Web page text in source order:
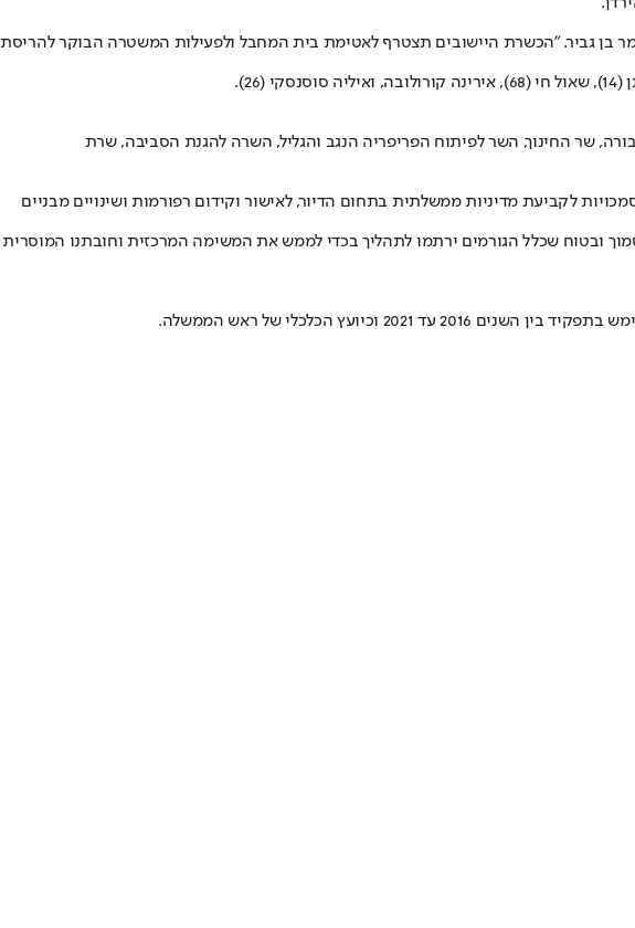
בן גביר. "הכשרת היישובים תצטרף לאטימת בית המחבל ולפעילות המשטרה הבוקר להריסת
שר החינוך, השר לפיתוח הפריפריה הנגב והגליל, השרה להגנת הסביבה, שרת
לקביעת מדיניות ממשלתית בתחום הדיור, לאישור וקידום רפורמות ושינויים מבניים
ובטוח שכלל הגורמים ירתמו לתהליך בכדי לממש את המשימה המרכזית וחובתנו המוסרית
הכלכלי של ראש הממשלה.